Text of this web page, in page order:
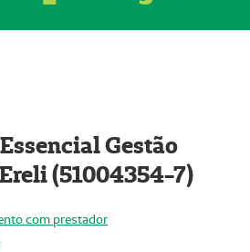
Gestão
(51004354-7)
com prestador